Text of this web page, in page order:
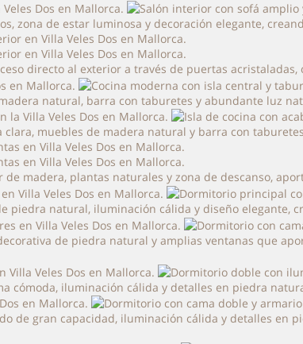
zona de estar luminosa y decoración elegante,
directo al exterior a través de puertas
natural, barra con taburetes y abundante luz
muebles de madera natural y barra con
madera, plantas naturales y zona de descanso,
piedra natural, iluminación cálida y diseño elegante,
de piedra natural y amplias ventanas que
cómoda, iluminación cálida y detalles en piedra
de gran capacidad, iluminación cálida y detalles